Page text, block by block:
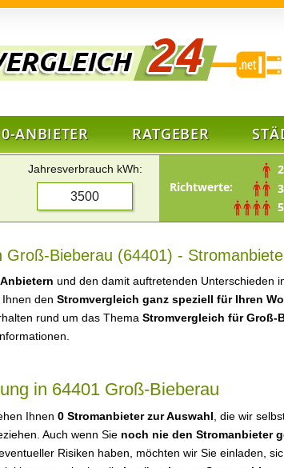
ANBIETER RATGEBER
Jahresverbrauch kWh:
Richtwerte:
Groß-Bieberau (64401) -
und den damit auftretenden Unterschieden
den Stromvergleich ganz speziell für Ihren
rund um das Thema Stromvergleich für Groß-
in 64401 Groß-Bieberau
Ihnen 0 Stromanbieter zur Auswahl , die wir
Auch wenn Sie noch nie den Stromanbieter
Risiken haben, möchten wir Sie einladen,